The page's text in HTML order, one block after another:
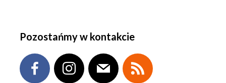
Pozostańmy w kontakcie